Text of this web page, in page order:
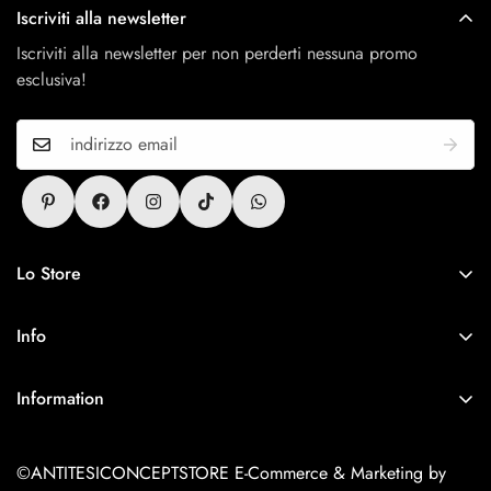
Lo Store
Via Cerri 25, 54011 Aulla
Info
Returns Policy
Information
Nuovi Arrivi
Iscriviti alla newsletter
Iscriviti alla newsletter per non perderti nessuna promo
esclusiva!
©ANTITESICONCEPTSTORE E-Commerce & Marketing by